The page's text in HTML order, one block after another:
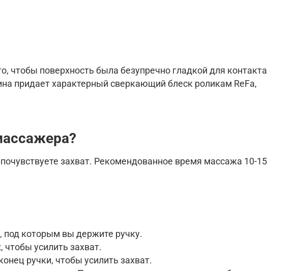
поверхность была безупречно гладкой для контакта
придает характерный сверкающий блеск роликам ReFa,
?
захват. Рекомендованное время массажа 10-15
под которым вы держите ручку.
усилить захват.
ручки, чтобы усилить захват.